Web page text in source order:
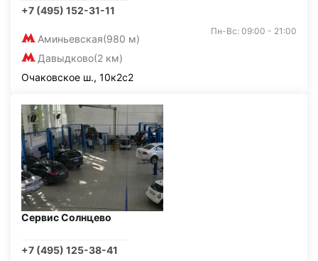
+7 (495) 152-31-11
Аминьевская(980 м)
Давыдково(2 км)
Пн-Вс: 09:00 - 21:00
Очаковское ш., 10к2с2
Сервис Солнцево
+7 (495) 125-38-41